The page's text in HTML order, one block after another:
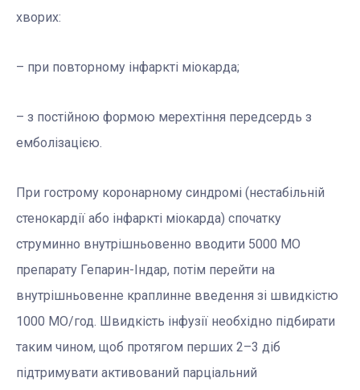
хворих:
– при повторному інфаркті міокарда;
– з постійною формою мерехтіння передсердь з
емболізацією.
При гострому коронарному синдромі (нестабільній
стенокардії або інфаркті міокарда) спочатку
струминно внутрішньовенно вводити 5000 МО
препарату Гепарин-Індар, потім перейти на
внутрішньовенне краплинне введення зі швидкістю
1000 МО/год. Швидкість інфузії необхідно підбирати
таким чином, щоб протягом перших 2–3 діб
підтримувати активований парціальний